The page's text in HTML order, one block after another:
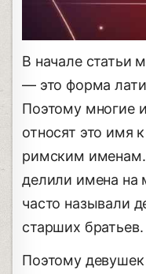
В начале статьи
— это форма
Поэтому многие
относят это имя
римским
делили имена на
часто называли
старших братьев.
Поэтому